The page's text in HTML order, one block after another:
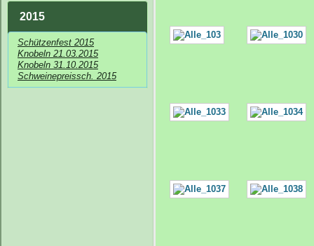
2015
Schützenfest 2015
Knobeln 21.03.2015
Knobeln 31.10.2015
Schweinepreissch. 2015